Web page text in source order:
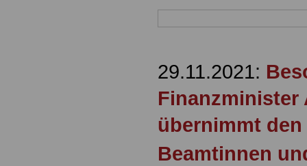
29.11.2021:
Finanzminister
übernimmt
Beamtinnen